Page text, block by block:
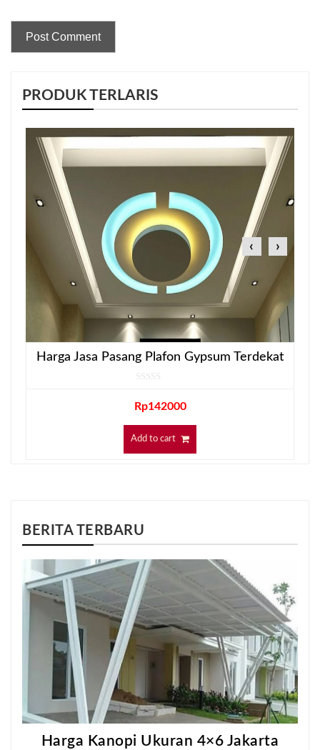
PRODUK TERLARIS
Harga Jasa Pasang Plafon Gypsum Terdekat
Rp142000
Add to cart
BERITA TERBARU
Harga Kanopi Ukuran 4×6 Jakarta
‹ ›